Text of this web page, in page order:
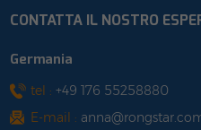
CONTATTA IL NOSTRO
Germania
tel : +49 176 55258880
E-mail :